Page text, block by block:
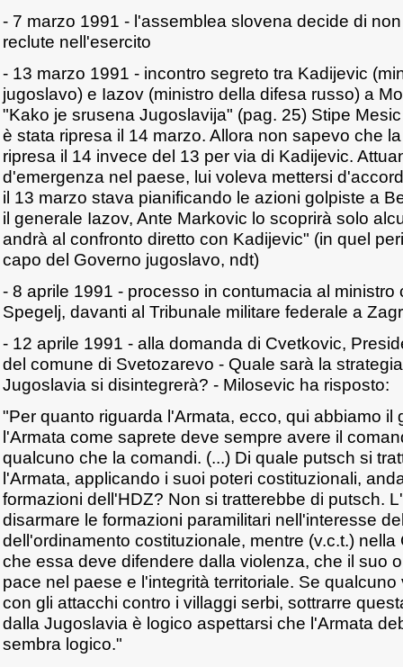
- 7 marzo 1991 - l'assemblea slovena decide di
reclute nell'esercito
- 13 marzo 1991 - incontro segreto tra Kadijevic
jugoslavo) e Iazov (ministro della difesa russo) a
"Kako je srusena Jugoslavija" (pag. 25) Stipe
è stata ripresa il 14 marzo. Allora non sapevo che
ripresa il 14 invece del 13 per via di Kadijevic.
d'emergenza nel paese, lui voleva mettersi
il 13 marzo stava pianificando le azioni golpiste a
il generale Iazov, Ante Markovic lo scoprirà solo
andrà al confronto diretto con Kadijevic" (in quel
capo del Governo jugoslavo, ndt)
- 8 aprile 1991 - processo in contumacia al ministro
Spegelj, davanti al Tribunale militare federale a
- 12 aprile 1991 - alla domanda di Cvetkovic,
del comune di Svetozarevo - Quale sarà la
Jugoslavia si disintegrerà? - Milosevic ha risposto:
"Per quanto riguarda l'Armata, ecco, qui abbiamo il
l'Armata come saprete deve sempre avere il
qualcuno che la comandi. (...) Di quale putsch si
l'Armata, applicando i suoi poteri costituzionali,
formazioni dell'HDZ? Non si tratterebbe di putsch.
disarmare le formazioni paramilitari nell'interesse
dell'ordinamento costituzionale, mentre (v.c.t.)
che essa deve difendere dalla violenza, che il suo
pace nel paese e l'integrità territoriale. Se
con gli attacchi contro i villaggi serbi, sottrarre
dalla Jugoslavia è logico aspettarsi che l'Armata
sembra logico."